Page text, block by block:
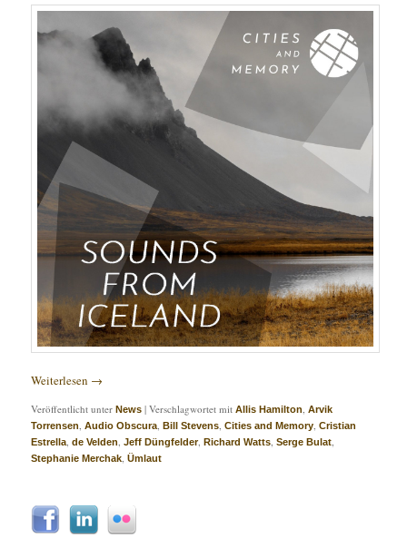
Weiterlesen →
Veröffentlicht unter News |Verschlagwortet mit Allis Hamilton,Arvik
Torrensen,Audio Obscura,Bill Stevens,Cities and Memory,Cristian
Estrella,de Velden,Jeff Düngfelder,Richard Watts,Serge Bulat,
Stephanie Merchak,Ümlaut